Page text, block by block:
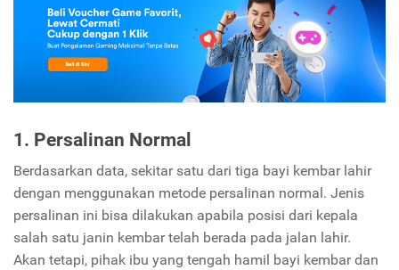
1. Persalinan Normal
Berdasarkan data, sekitar satu dari tiga bayi kembar lahir
dengan menggunakan metode persalinan normal. Jenis
persalinan ini bisa dilakukan apabila posisi dari kepala
salah satu janin kembar telah berada pada jalan lahir.
Akan tetapi, pihak ibu yang tengah hamil bayi kembar dan